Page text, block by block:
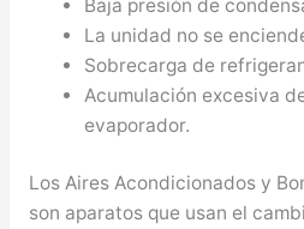
Baja presión de
La unidad no se
Sobrecarga de
Acumulación excesiva
evaporador.
Los Aires Acondicionados y
son aparatos que usan el